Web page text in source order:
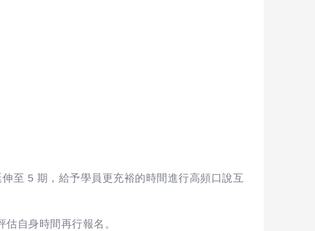
至 5 期，給予學員更充裕的時間進行高頻口說互
自身時間再行報名。